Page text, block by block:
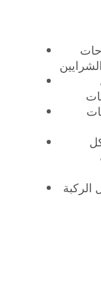
الركبة